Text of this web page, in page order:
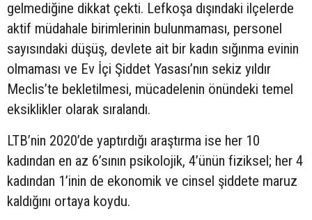
gelmediğine dikkat çekti. Lefkoşa dışındaki ilçelerde
aktif müdahale birimlerinin bulunmaması, personel
sayısındaki düşüş, devlete ait bir kadın sığınma evinin
olmaması ve Ev İçi Şiddet Yasası’nın sekiz yıldır
Meclis’te bekletilmesi, mücadelenin önündeki temel
eksiklikler olarak sıralandı.
LTB’nin 2020’de yaptırdığı araştırma ise her 10
kadından en az 6’sının psikolojik, 4’ünün fiziksel; her 4
kadından 1’inin de ekonomik ve cinsel şiddete maruz
kaldığını ortaya koydu.